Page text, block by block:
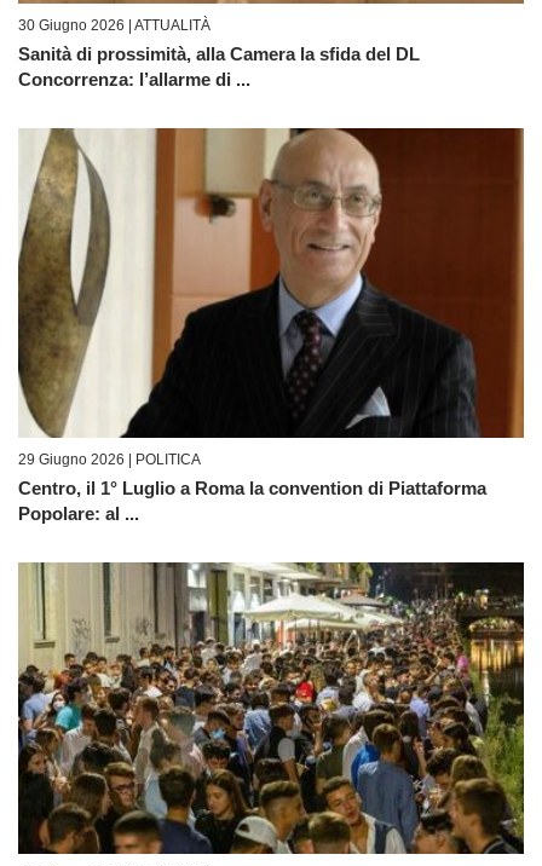
30 Giugno 2026 | ATTUALITÀ
Sanità di prossimità, alla Camera la sfida del DL
Concorrenza: l’allarme di ...
29 Giugno 2026 | POLITICA
Centro, il 1° Luglio a Roma la convention di Piattaforma
Popolare: al ...